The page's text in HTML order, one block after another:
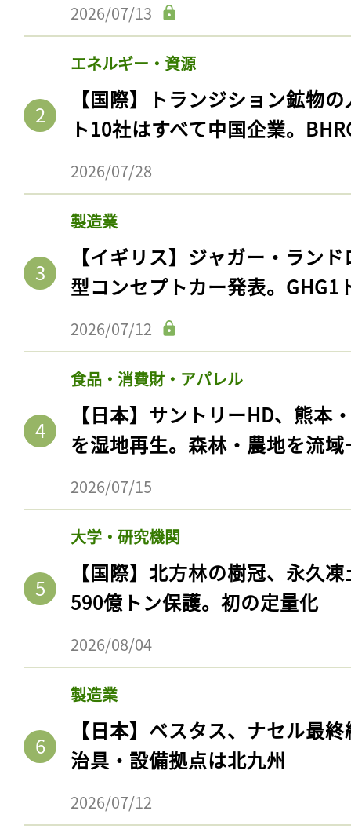
2026/07/13
エネルギー・資源
【国際】トランジション鉱物
ト10社はすべて中国企業。
2026/07/28
製造業
【イギリス】ジャガー・ラン
型コンセプトカー発表。GHG1
2026/07/12
食品・消費財・アパレル
【日本】サントリーHD、熊本
を湿地再生。森林・農地を流
2026/07/15
大学・研究機関
【国際】北方林の樹冠、永久
590億トン保護。初の定量化
2026/08/04
製造業
【日本】ベスタス、ナセル最
治具・設備拠点は北九州
2026/07/12
記事をお気に入りに
ログインが必
ログイン
会員登録